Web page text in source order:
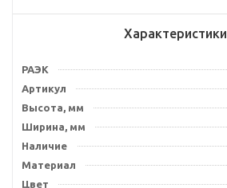
Характеристики
РАЭК
Артикул
Высота, мм
Ширина, мм
Наличие
Материал
Цвет